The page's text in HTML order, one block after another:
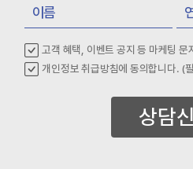
고객 혜택, 이벤트 공지 등 마케팅 문
개인정보 취급방침에 동의합니다. (
상담